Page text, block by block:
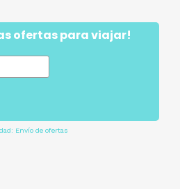
ofertas para viajar!
Envío de ofertas